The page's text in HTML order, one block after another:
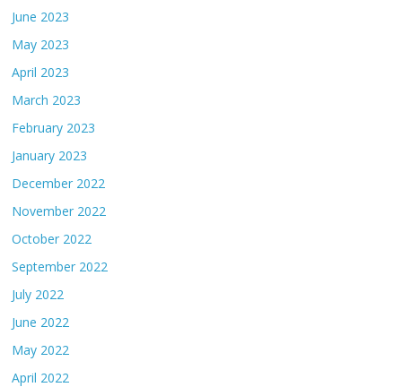
June 2023
May 2023
April 2023
March 2023
February 2023
January 2023
December 2022
November 2022
October 2022
September 2022
July 2022
June 2022
May 2022
April 2022